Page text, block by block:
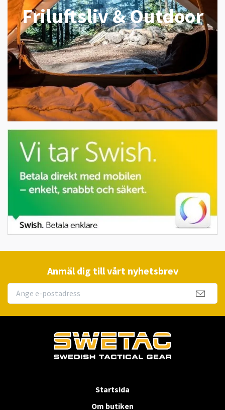
Friluftsliv & Outdoor
Anmäl dig till vårt nyhetsbrev
Startsida
Om butiken